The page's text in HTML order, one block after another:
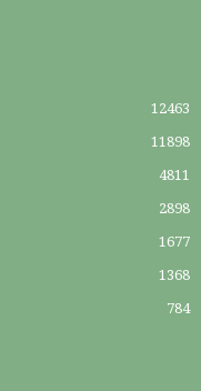
12463
11898
4811
2898
1677
1368
784